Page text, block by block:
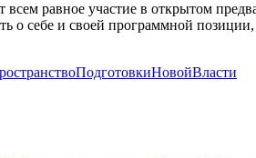
всем равное участие в открытом
о себе и своей программной